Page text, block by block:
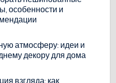
особенности и
атмосферу: идеи и
декору для дома
взгляда: как